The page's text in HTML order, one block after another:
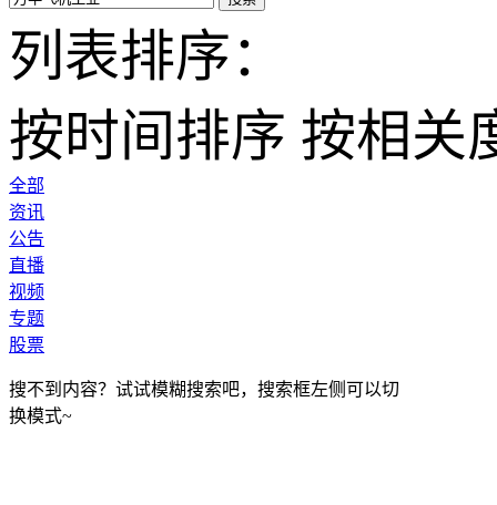
列表排序：
按时间排序 按相关
全部
资讯
公告
直播
视频
专题
股票
搜不到内容？试试模糊搜索吧，搜索框左侧可以切
换模式~